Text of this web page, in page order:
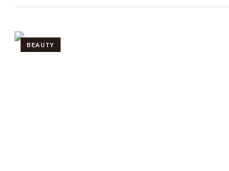
BEAUTY